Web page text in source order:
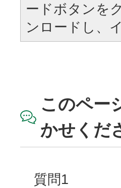
ードボタンを
ンロードし、
このペー
かせくだ
質問1